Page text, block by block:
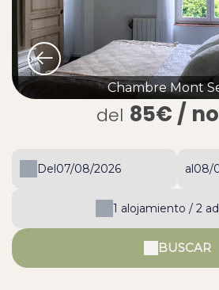
Chambre Mont
del 85€ /
Del al
1 alojamiento / 2
BUSCAR